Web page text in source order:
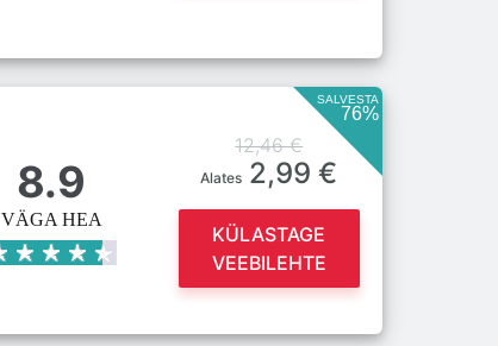
SALVESTA
76%
8.9
VÄGA HEA
12,46 €
Alates 2,99 €
KÜLASTAGE
VEEBILEHTE